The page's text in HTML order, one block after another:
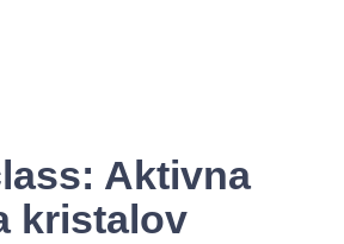
Aktivna
kristalov